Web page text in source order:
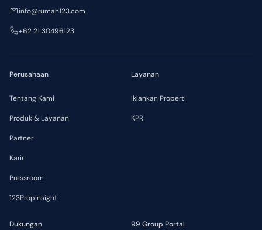
Perusahaan
Tentang Kami
Produk & Layanan
Partner
Karir
Pressroom
123PropInsight
Layanan
Iklankan Properti
KPR
Dukungan 99 Group Portal
info@rumah123.com
+62 21 30496123